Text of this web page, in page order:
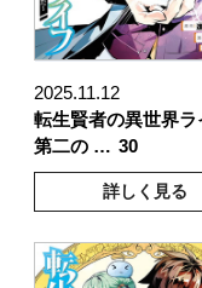
2025.11.12
転生賢者の異世界ラ
第二の … 30
詳しく見る